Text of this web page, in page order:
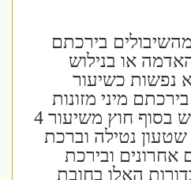
בירכתם
או בנילוש
נפשות כשיעור
מיני מזונות
בתחילה ומעיין שלוש בסוף חוץ משיעור 4
גרם), שטעון נטילה וברכת
ובירכת
האלו בחובת